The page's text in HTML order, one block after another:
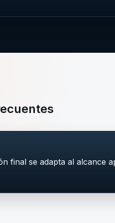
final se adapta al alcance